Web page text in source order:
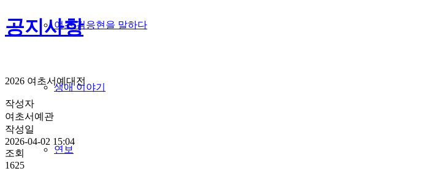
여초 김응현을 말하다
생애 이야기
연보
공지사항
2026 여초서예대전
작성자
여초서예관
작성일
2026-04-02 15:04
조회
1625